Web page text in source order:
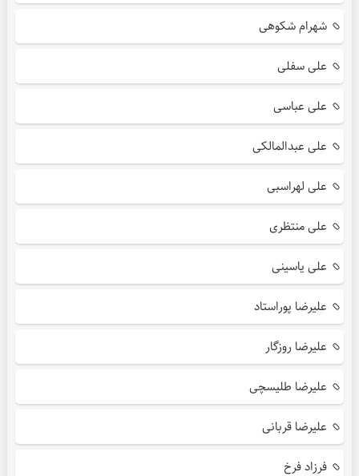
شهرام شکوهی
علی سفلی
علی عباسی
علی عبدالمالکی
علی لهراسبی
علی منتظری
علی یاسینی
علیرضا پوراستاد
علیرضا روزگار
علیرضا طلیسچی
علیرضا قربانی
فرزاد فرخ